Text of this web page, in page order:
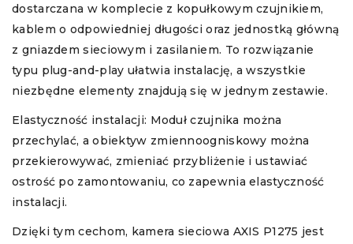
dostarczana w komplecie z kopułkowym czujnikiem,
kablem o odpowiedniej długości oraz jednostką główną
z gniazdem sieciowym i zasilaniem. To rozwiązanie
typu plug-and-play ułatwia instalację, a wszystkie
niezbędne elementy znajdują się w jednym zestawie.
Elastyczność instalacji: Moduł czujnika można
przechylać, a obiektyw zmiennoogniskowy można
przekierowywać, zmieniać przybliżenie i ustawiać
ostrość po zamontowaniu, co zapewnia elastyczność
instalacji.
Dzięki tym cechom, kamera sieciowa AXIS P1275 jest